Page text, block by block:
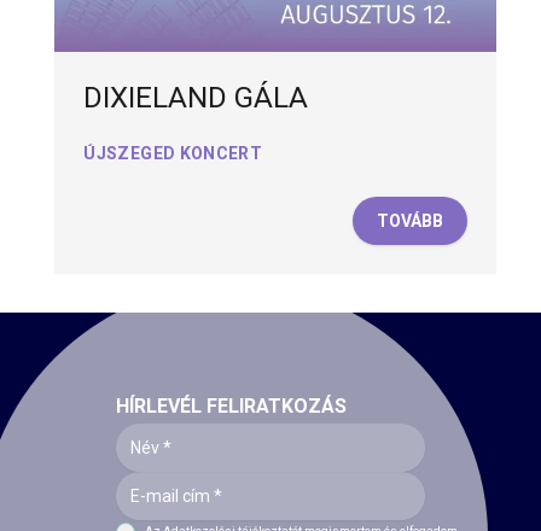
DIXIELAND GÁLA
ÚJSZEGED KONCERT
TOVÁBB
HÍRLEVÉL FELIRATKOZÁS